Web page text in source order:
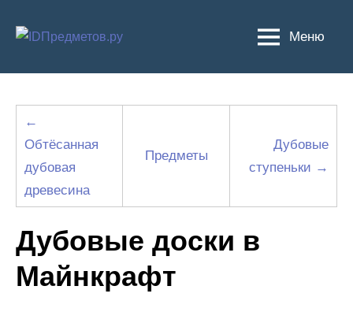
Меню
←
Обтёсанная
дубовая
древесина
Предметы
Дубовые
ступеньки →
Дубовые доски в
Майнкрафт